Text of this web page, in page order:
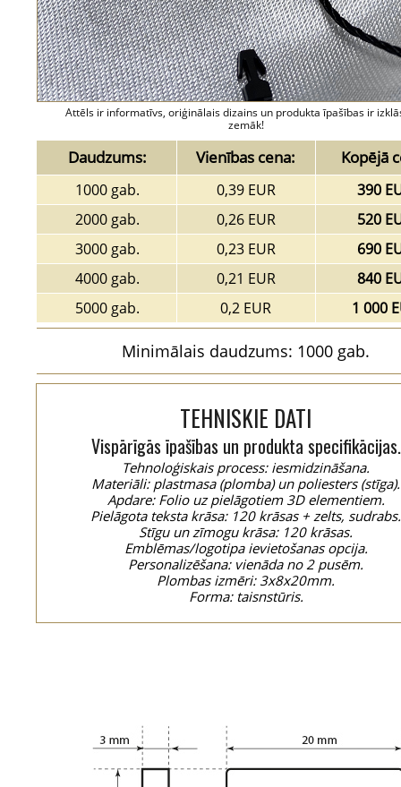
Attēls ir informatīvs, oriģinālais dizains un produkta īpašības ir
zemāk!
Daudzums: Vienības cena: Kopējā
1000 gab. 0,39 EUR
390
2000 gab.
0,26 EUR
520
3000 gab.
0,23 EUR
690
4000 gab.
0,21 EUR
840
5000 gab.
0,2 EUR 1 000
Minimālais daudzums: 1000 gab.
TEHNISKIE DATI
Vispārīgās īpašības un produkta specifikācijas.
Tehnoloģiskais process: iesmidzināšana.
Materiāli: plastmasa (plomba) un poliesters (stīga).
Apdare: Folio uz pielāgotiem 3D elementiem.
Pielāgota teksta krāsa: 120 krāsas + zelts, sudrabs.
Stīgu un zīmogu krāsa: 120 krāsas.
Emblēmas/logotipa ievietošanas opcija.
Personalizēšana: vienāda no 2 pusēm.
Plombas izmēri: 3x8x20mm.
Forma: taisnstūris.